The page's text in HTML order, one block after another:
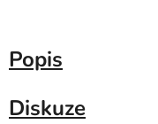
Popis
Diskuze